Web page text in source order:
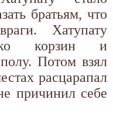
братьям, что
Хатупату
корзин и
Потом взял
расцарапал
причинил себе